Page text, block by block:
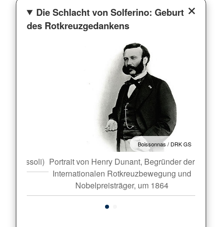
Die Schlacht von Solferino: Geburt
des Rotkreuzgedankens
Bossoli)
Boissonnas / DRK GS
Portrait von Henry Dunant, Begründer der
Internationalen Rotkreuzbewegung und
Nobelpreisträger, um 1864